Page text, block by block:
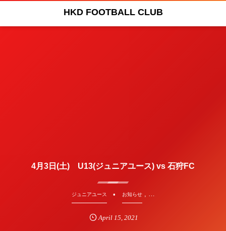
HKD FOOTBALL CLUB
4月3日(土) U13(ジュニアユース) vs 石狩FC
ジュニアユース お知らせ, …
April 15 ,2021